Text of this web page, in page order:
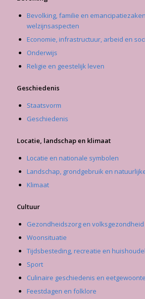
Bevolking, familie en
welzijnsaspecten
Economie, infrastructuur, arbeid en
Onderwijs
Religie en geestelijk leven
Geschiedenis
Staatsvorm
Geschiedenis
Locatie, landschap en klimaat
Locatie en nationale symbolen
Landschap, grondgebruik en
Klimaat
Cultuur
Gezondheidszorg en volksgezondheid
Woonsituatie
Tijdsbesteding, recreatie en
Sport
Culinaire geschiedenis en
Feestdagen en folklore